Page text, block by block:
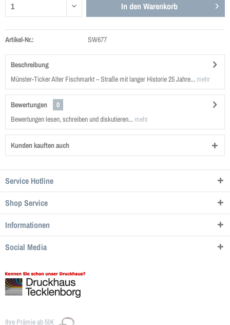
In den Warenkorb
Artikel-Nr.: SW677
Beschreibung
Münster-Ticker Alter Fischmarkt – Straße mit langer Historie 25 Jahre... mehr
Bewertungen
0
Bewertungen lesen, schreiben und diskutieren... mehr
Kunden kauften auch
Service Hotline
Shop Service
Informationen
Social Media
Ihre Prämie ab 50€